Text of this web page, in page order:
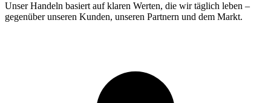
Unser Handeln basiert auf klaren Werten, die wir täglich leben –
gegenüber unseren Kunden, unseren Partnern und dem Markt.